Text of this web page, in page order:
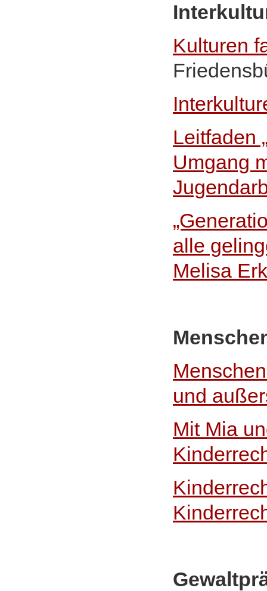
Kulturen
Leitfaden
Umgang
alle
Melisa
und
Mit Mia